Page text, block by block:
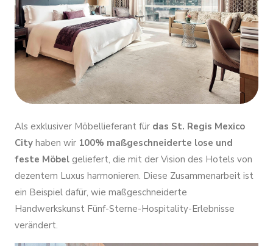
Als exklusiver Möbellieferant für das St. Regis Mexico
City haben wir 100% maßgeschneiderte lose und
feste Möbel geliefert, die mit der Vision des Hotels von
dezentem Luxus harmonieren. Diese Zusammenarbeit ist
ein Beispiel dafür, wie maßgeschneiderte
Handwerkskunst Fünf-Sterne-Hospitality-Erlebnisse
verändert.